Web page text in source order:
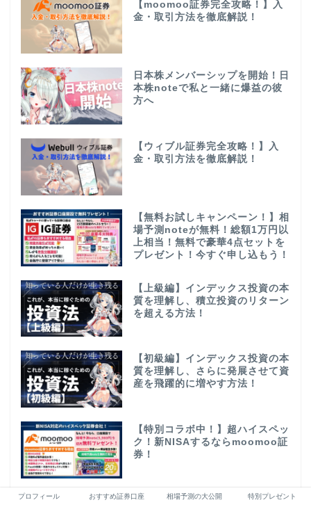
【moomoo証券完全攻略！】入
金・取引方法を徹底解説！
日本株メンバーシップを開始！日
本株noteで私と一緒に爆益の彼
方へ
【ウィブル証券完全攻略！】入
金・取引方法を徹底解説！
【無料お試しキャンペーン！】相
場予測noteが無料！総額1万円以
上相当！無料で豪華4点セットを
プレゼント！今すぐ申し込もう！
【上級編】インデックス投資の本
質を理解し、積立投資のリターン
を超える方法！
【初級編】インデックス投資の本
質を理解し、さらに発展させて資
産を飛躍的に増やす方法！
【特別コラボ中！】超ハイスペッ
ク！新NISAするならmoomoo証
券！
プロフィール おすすめ証券口座 相場予測の大公開 特別プレゼント